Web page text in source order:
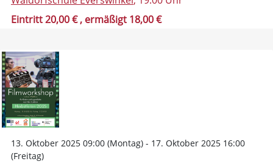
Eintritt 20,00 €, ermäßigt 18,00 €
13. Oktober 2025 09:00 (Montag) - 17. Oktober 2025 16:00
(Freitag)